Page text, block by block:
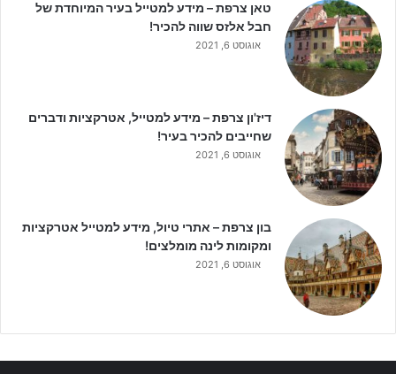
טאן צרפת – מידע למטייל בעיר המיוחדת של
חבל אלזס שווה להכיר!
אוגוסט 6, 2021
דיז'ון צרפת – מידע למטייל, אטרקציות ודברים
שחייבים להכיר בעיר!
אוגוסט 6, 2021
בון צרפת – אתרי טיול, מידע למטייל אטרקציות
ומקומות לינה מומלצים!
אוגוסט 6, 2021